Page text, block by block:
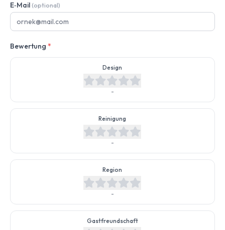
E‑Mail (optional)
Bewertung *
Design
-
Reinigung
-
Region
-
Gastfreundschaft